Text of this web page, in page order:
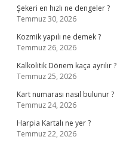
Şekeri en hızlı ne dengeler ?
Temmuz 30, 2026
Kozmik yapılı ne demek ?
Temmuz 26, 2026
Kalkolitik Dönem kaça ayrılır ?
Temmuz 25, 2026
Kart numarası nasıl bulunur ?
Temmuz 24, 2026
Harpia Kartalı ne yer ?
Temmuz 22, 2026